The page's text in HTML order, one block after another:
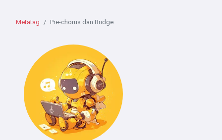
Metatag Pre-chorus dan Bridge